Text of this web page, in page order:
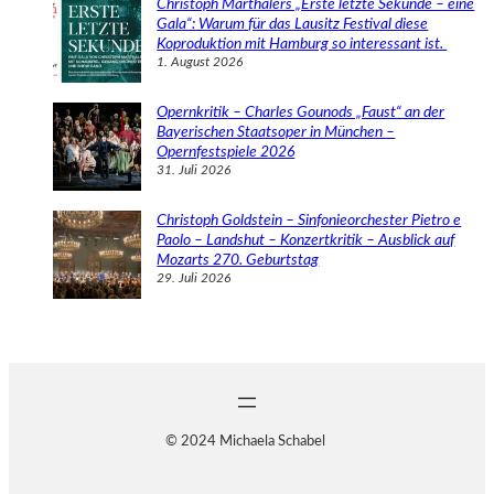
Christoph Marthalers „Erste letzte Sekunde – eine
Gala“: Warum für das Lausitz Festival diese
Koproduktion mit Hamburg so interessant ist.
1. August 2026
Opernkritik – Charles Gounods „Faust“ an der
Bayerischen Staatsoper in München –
Opernfestspiele 2026
31. Juli 2026
Christoph Goldstein – Sinfonieorchester Pietro e
Paolo – Landshut – Konzertkritik – Ausblick auf
Mozarts 270. Geburtstag
29. Juli 2026
© 2024 Michaela Schabel